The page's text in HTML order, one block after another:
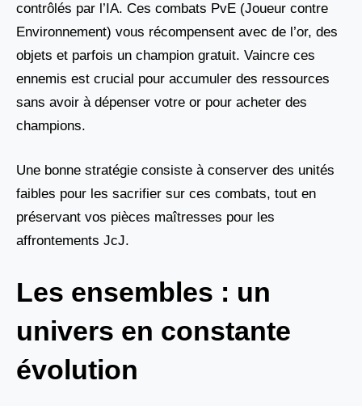
contrôlés par l’IA. Ces combats PvE (Joueur contre
Environnement) vous récompensent avec de l’or, des
objets et parfois un champion gratuit. Vaincre ces
ennemis est crucial pour accumuler des ressources
sans avoir à dépenser votre or pour acheter des
champions.
Une bonne stratégie consiste à conserver des unités
faibles pour les sacrifier sur ces combats, tout en
préservant vos pièces maîtresses pour les
affrontements JcJ.
Les ensembles : un
univers en constante
évolution